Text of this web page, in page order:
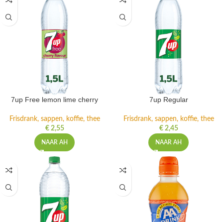
7up Free lemon lime cherry
Frisdrank, sappen, koffie, thee
€2,55
NAAR AH
7up Regular
Frisdrank, sappen, koffie, thee
€2,45
NAAR AH